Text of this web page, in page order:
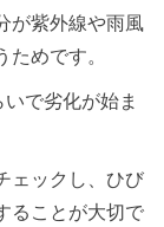
が紫外線や雨風
めです。
で劣化が始ま
ェックし、ひび
ることが大切で